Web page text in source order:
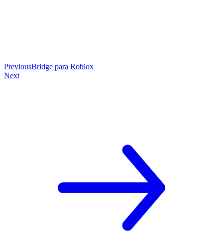
PreviousBridge para Roblox
Next